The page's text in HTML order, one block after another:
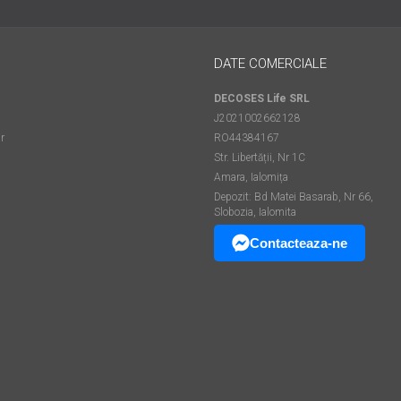
DATE COMERCIALE
DECOSES Life SRL
J2021002662128
RO44384167
Str. Libertății, Nr 1C
Amara, Ialomița
Depozit: Bd Matei Basarab, Nr 66,
Slobozia, Ialomita
Contacteaza-ne